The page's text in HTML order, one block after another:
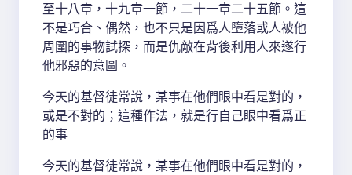
至十八章，十九章一節，二十一章二十五節。這
不是巧合、偶然，也不只是因爲人墮落或人被他
周圍的事物試探，而是仇敵在背後利用人來遂行
他邪惡的意圖。
今天的基督徒常說，某事在他們眼中看是對的，
或是不對的；這種作法，就是行自己眼中看爲正
的事
今天的基督徒常說，某事在他們眼中看是對的，